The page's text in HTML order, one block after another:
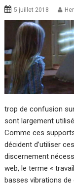
5 juillet 2018
trop de confusion
sont largement
Comme ces
décident d’utiliser
discernement
web, le terme «
basses vibrations